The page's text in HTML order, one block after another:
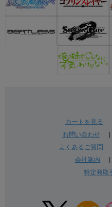
カートを見る
お問い合わせ
よくあるご質問
会社案内
特定商取